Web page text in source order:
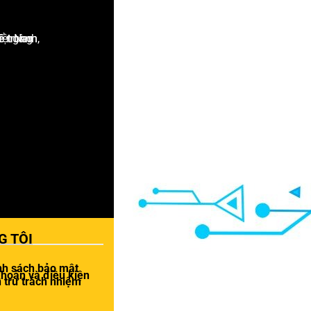
TÔI
sách bảo mật
và điều kiện
trừ trách nhiệm